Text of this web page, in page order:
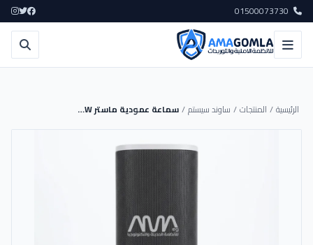
الرئيسية/ المنتجات/ ساوند سيستم/ سماعة عمودية ماستر 30W فولت 415مم - MT-UK30 - MASTER